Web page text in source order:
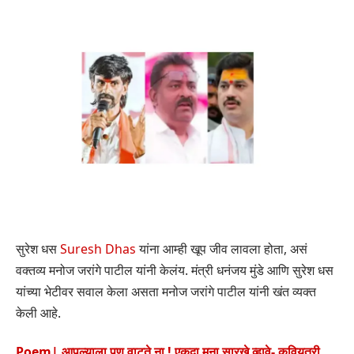
सुरेश धसSuresh Dhasयांना आम्ही खूप जीव लावला होता, असं
वक्तव्य मनोज जरांगे पाटील यांनी केलंय. मंत्री धनंजय मुंडे आणि सुरेश धस
यांच्या भेटीवर सवाल केला असता मनोज जरांगे पाटील यांनी खंत व्यक्त
केली आहे.